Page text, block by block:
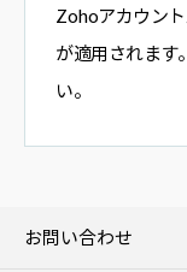
Zohoアカウン
が適用されます
い。
お問い合わせ